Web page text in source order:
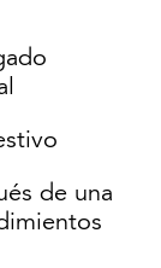
de una